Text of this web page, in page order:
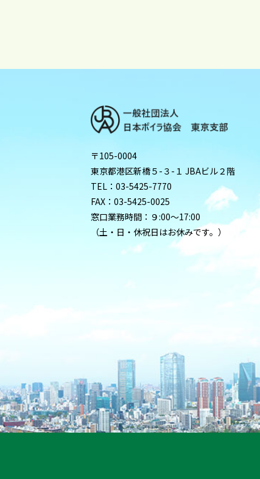
〒105-0004
東京都港区新橋５-３-１ JBAビル２階
TEL：03-5425-7770
FAX：03-5425-0025
窓口業務時間：９:00〜17:00
（土・日・休祝日はお休みです。）